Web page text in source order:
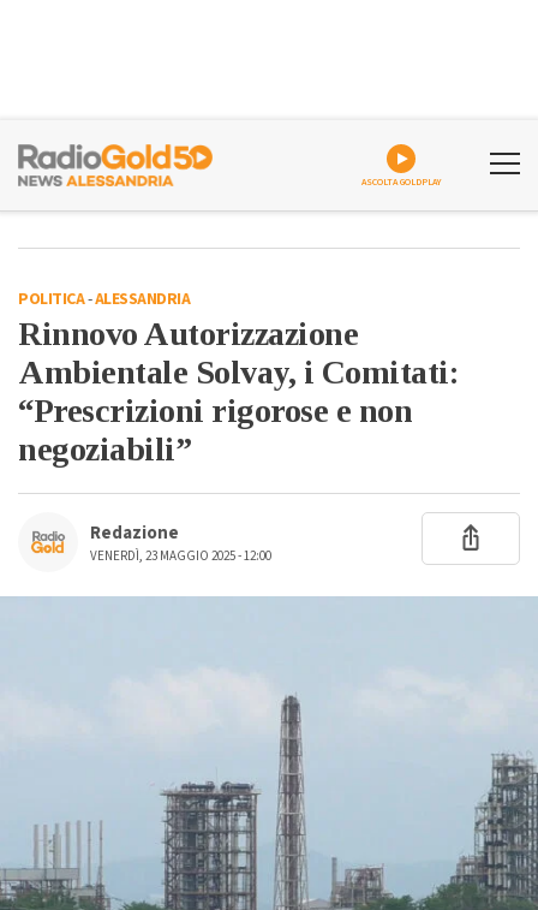
ASCOLTA GOLDPLAY
POLITICA-ALESSANDRIA
Rinnovo Autorizzazione
Ambientale Solvay, i Comitati:
“Prescrizioni rigorose e non
negoziabili”
Redazione
VENERDÌ, 23 MAGGIO 2025 - 12:00